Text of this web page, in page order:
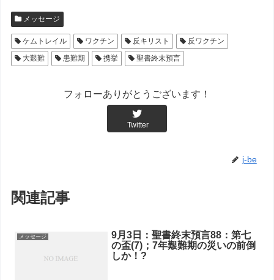
メッセージ
ケムトレイル ワクチン 反キリスト
反ワクチン
大艱難
患難期 携挙 聖書終末預言
フォローありがとうございます！
Twitter
j-be
関連記事
メッセージ
9月3日：聖書終末預言88：第七
の盃(7)；7年艱難期の災いの前倒
しか！?